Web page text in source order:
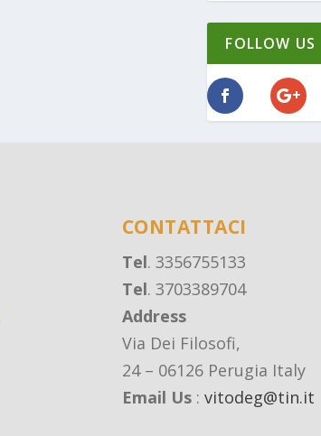
FOLLOW US
CONTATTACI
Tel. 3356755133
Tel. 3703389704
Address
Via Dei Filosofi,
24 – 06126 Perugia Italy
Email Us: vitodeg@tin.it